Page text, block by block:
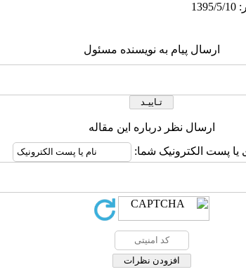
ارسال پیام به نویسنده مسئول
ارسال نظر درباره این مقاله
یا پست الکترونیک شما: